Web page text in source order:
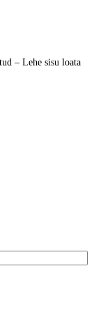
– Lehe sisu loata